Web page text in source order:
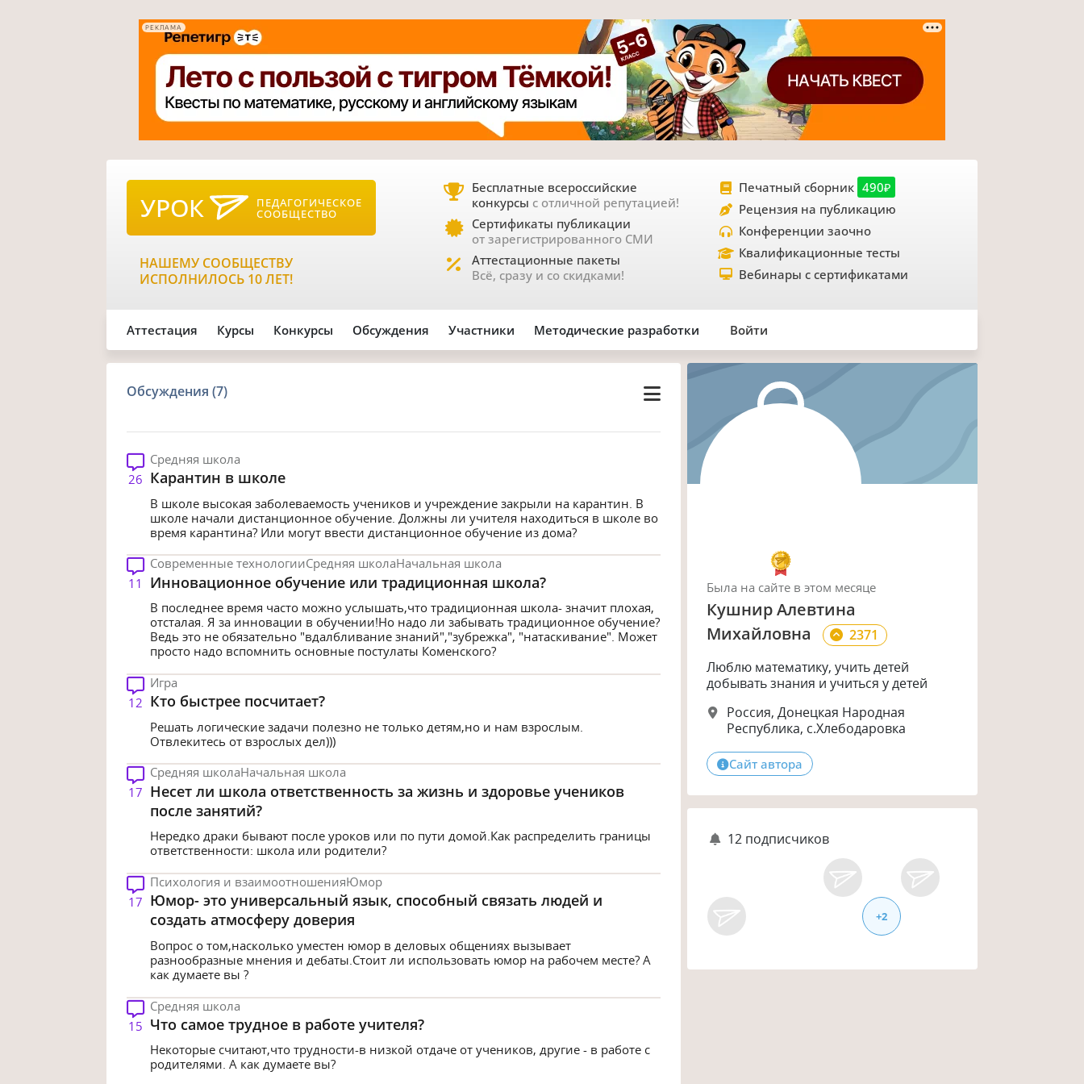
РЕКЛАМА
УРОК ПЕДАГОГИЧЕСКОЕ
СООБЩЕСТВО
НАШЕМУ СООБЩЕСТВУ
ИСПОЛНИЛОСЬ 10 ЛЕТ!
Бесплатные всероссийские
конкурсы с отличной репутацией!
Сертификаты публикации
от зарегистрированного СМИ
Аттестационные пакеты
Всё, сразу и со скидками!
Печатный сборник 490₽
Рецензия на публикацию
Конференции заочно
Квалификационные тесты
Вебинары с сертификатами
Аттестация Курсы Конкурсы Обсуждения Участники Методические разработки Войти
Обсуждения (7)
26
Средняя школа
Карантин в школе
В школе высокая заболеваемость учеников и учреждение закрыли на карантин. В
школе начали дистанционное обучение. Должны ли учителя находиться в школе во
время карантина? Или могут ввести дистанционное обучение из дома?
11
Современные технологииСредняя школаНачальная школа
Инновационное обучение или традиционная школа?
В последнее время часто можно услышать,что традиционная школа- значит плохая,
отсталая. Я за инновации в обучении!Но надо ли забывать традиционное обучение?
Ведь это не обязательно "вдалбливание знаний","зубрежка", "натаскивание". Может
просто надо вспомнить основные постулаты Коменского?
12
Игра
Кто быстрее посчитает?
Решать логические задачи полезно не только детям,но и нам взрослым.
Отвлекитесь от взрослых дел)))
17
Средняя школаНачальная школа
Несет ли школа ответственность за жизнь и здоровье учеников
после занятий?
Нередко драки бывают после уроков или по пути домой.Как распределить границы
ответственности: школа или родители?
17
Психология и взаимоотношенияЮмор
Юмор- это универсальный язык, способный связать людей и
создать атмосферу доверия
Вопрос о том,насколько уместен юмор в деловых общениях вызывает
разнообразные мнения и дебаты.Стоит ли использовать юмор на рабочем месте? А
как думаете вы ?
15
Средняя школа
Что самое трудное в работе учителя?
Некоторые считают,что трудности-в низкой отдаче от учеников, другие - в работе с
родителями. А как думаете вы?
Была на сайте в этом месяце
Кушнир Алевтина
Михайловна
2371
Люблю математику, учить детей
добывать знания и учиться у детей
Россия, Донецкая Народная
Республика, с.Хлебодаровка
Сайт автора
12 подписчиков
+2